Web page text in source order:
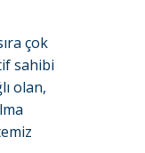
çok
sahibi
olan,